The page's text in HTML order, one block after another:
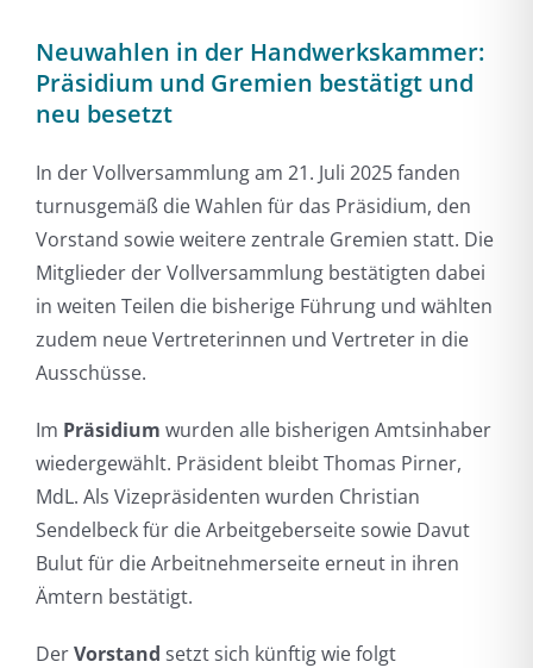
Neuwahlen in der Handwerkskammer:
Präsidium und Gremien bestätigt und
neu besetzt
In der Vollversammlung am 21. Juli 2025 fanden
turnusgemäß die Wahlen für das Präsidium, den
Vorstand sowie weitere zentrale Gremien statt. Die
Mitglieder der Vollversammlung bestätigten dabei
in weiten Teilen die bisherige Führung und wählten
zudem neue Vertreterinnen und Vertreter in die
Ausschüsse.
Im Präsidium wurden alle bisherigen Amtsinhaber
wiedergewählt. Präsident bleibt Thomas Pirner,
MdL. Als Vizepräsidenten wurden Christian
Sendelbeck für die Arbeitgeberseite sowie Davut
Bulut für die Arbeitnehmerseite erneut in ihren
Ämtern bestätigt.
DerVorstand setzt sich künftig wie folgt